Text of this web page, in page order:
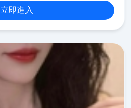
立即進入